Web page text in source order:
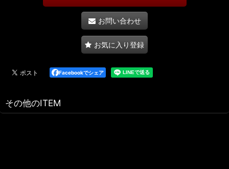
お問い合わせ
お気に入り登録
Facebookでシェア
その他のITEM